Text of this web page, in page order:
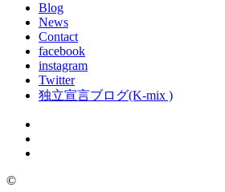
Blog
News
Contact
facebook
instagram
Twitter
独立宣言ブログ(K-mix )
©